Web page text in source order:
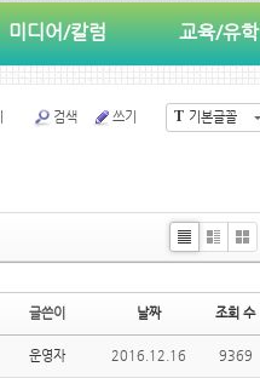
미디어/칼럼 교육/유학
T 기본글꼴
검색 쓰기
Li
Zi
e
G
le
ry
글쓴이 날짜 조회 수
운영자 2016.12.16 9369